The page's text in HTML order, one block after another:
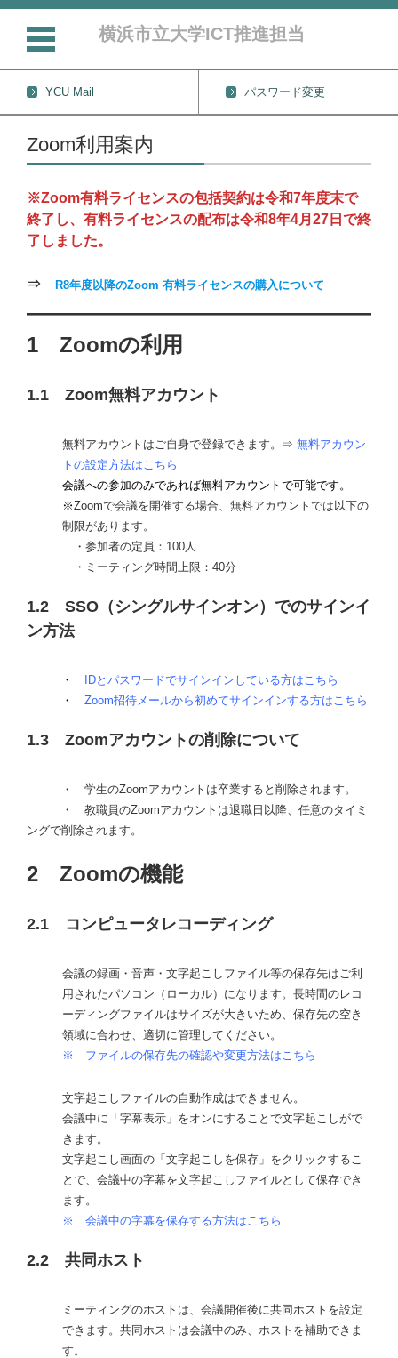
横浜市立大学ICT推進担当
YCU Mail
パスワード変更
コンテンツに移動
Zoom利用案内
※Zoom有料ライセンスの包括契約は令和7年度末で
終了し、有料ライセンスの配布は令和8年4月27日で終
了しました。
⇒ R8年度以降のZoom 有料ライセンスの購入について
1 Zoomの利用
1.1 Zoom無料アカウント
無料アカウントはご自身で登録できます。⇒ 無料アカウン
トの設定方法はこちら
会議への参加のみであれば無料アカウントで可能です。
※Zoomで会議を開催する場合、無料アカウントでは以下の
制限があります。
・参加者の定員：100人
・ミーティング時間上限：40分
1.2 SSO（シングルサインオン）でのサインイ
ン方法
・
IDとパスワードでサインインしている方はこちら
・ Zoom招待メールから初めてサインインする方はこちら
1.3 Zoomアカウントの削除について
・ 学生のZoomアカウントは卒業すると削除されます。
・ 教職員のZoomアカウントは退職日以降、任意のタイミ
ングで削除されます。
2 Zoomの機能
2.1 コンピュータレコーディング
会議の録画・音声・文字起こしファイル等の保存先はご利
用されたパソコン（ローカル）になります。長時間のレコ
ーディングファイルはサイズが大きいため、保存先の空き
領域に合わせ、適切に管理してください。
※ ファイルの保存先の確認や変更方法はこちら
文字起こしファイルの自動作成はできません。
会議中に「字幕表示」をオンにすることで文字起こしがで
きます。
文字起こし画面の「文字起こしを保存」をクリックするこ
とで、会議中の字幕を文字起こしファイルとして保存でき
ます。
※ 会議中の字幕を保存する方法はこちら
2.2 共同ホスト
ミーティングのホストは、会議開催後に共同ホストを設定
できます。共同ホストは会議中のみ、ホストを補助できま
す。